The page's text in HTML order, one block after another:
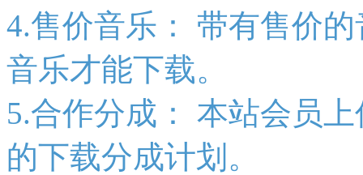
4.售价音乐： 带有售价
音乐才能下载。
5.合作分成： 本站会员
的下载分成计划。